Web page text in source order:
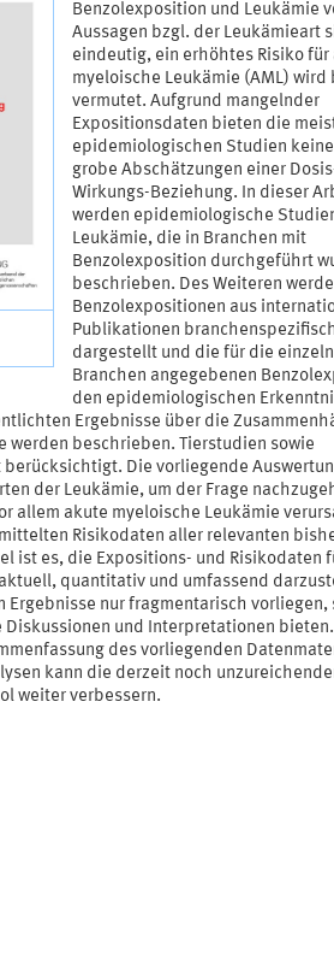
Benzolexposition und Leukämie
Aussagen bzgl. der Leukämieart
eindeutig, ein erhöhtes Risiko für
myeloische Leukämie (AML) wird
vermutet. Aufgrund mangelnder
Expositionsdaten bieten die
epidemiologischen Studien
grobe Abschätzungen einer
Wirkungs-Beziehung. In dieser
werden epidemiologische
Leukämie, die in Branchen mit
Benzolexposition durchgeführt
beschrieben. Des Weiteren
Benzolexpositionen aus
Publikationen branchenspezifisch
dargestellt und die für die
Branchen angegebenen
den epidemiologischen
Ergebnisse über die
werden beschrieben. Tierstudien sowie
Die vorliegende
der Leukämie, um der Frage
allem akute myeloische Leukämie
Risikodaten aller relevanten
ist es, die Expositions- und Risikodaten
quantitativ und umfassend
nur fragmentarisch vorliegen,
Diskussionen und Interpretationen bieten.
des vorliegenden
kann die derzeit noch
weiter verbessern.